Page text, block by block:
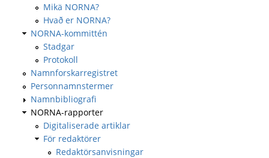
Mikä NORNA?
Hvað er NORNA?
NORNA-kommittén
Stadgar
Protokoll
Namnforskarregistret
Personnamnstermer
Namnbibliografi
NORNA-rapporter
Digitaliserade artiklar
För redaktörer
Redaktörsanvisningar